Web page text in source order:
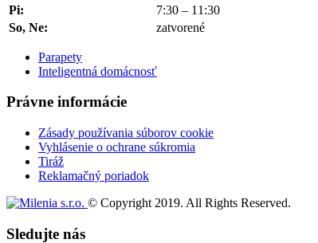
Pi:
7:30 – 11:30
So, Ne:
zatvorené
Parapety
Inteligentná domácnosť
Právne informácie
Zásady používania súborov cookie
Vyhlásenie o ochrane súkromia
Tiráž
Reklamačný poriadok
© Copyright 2019. All Rights Reserved.
Sledujte nás